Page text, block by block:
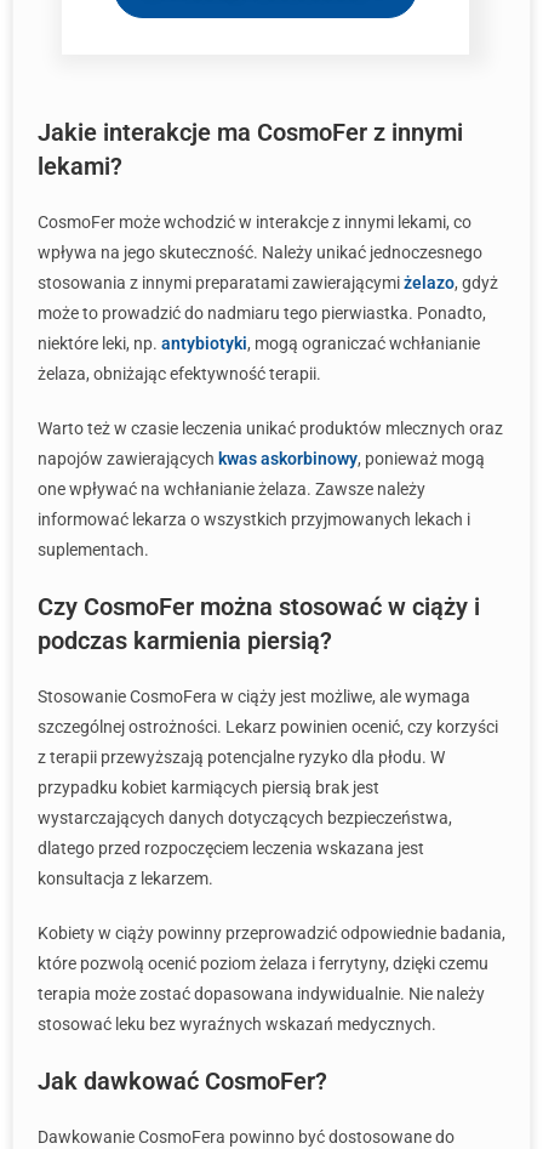
Jakie interakcje ma CosmoFer z innymi
lekami?
CosmoFer może wchodzić w interakcje z innymi lekami, co
wpływa na jego skuteczność. Należy unikać jednoczesnego
stosowania z innymi preparatami zawierającymiżelazo, gdyż
może to prowadzić do nadmiaru tego pierwiastka. Ponadto,
niektóre leki, np. antybiotyki, mogą ograniczać wchłanianie
żelaza, obniżając efektywność terapii.
Warto też w czasie leczenia unikać produktów mlecznych oraz
napojów zawierających kwas askorbinowy, ponieważ mogą
one wpływać na wchłanianie żelaza. Zawsze należy
informować lekarza o wszystkich przyjmowanych lekach i
suplementach.
Czy CosmoFer można stosować w ciąży i
podczas karmienia piersią?
Stosowanie CosmoFera w ciąży jest możliwe, ale wymaga
szczególnej ostrożności. Lekarz powinien ocenić, czy korzyści
z terapii przewyższają potencjalne ryzyko dla płodu. W
przypadku kobiet karmiących piersią brak jest
wystarczających danych dotyczących bezpieczeństwa,
dlatego przed rozpoczęciem leczenia wskazana jest
konsultacja z lekarzem.
Kobiety w ciąży powinny przeprowadzić odpowiednie badania,
które pozwolą ocenić poziom żelaza i ferrytyny, dzięki czemu
terapia może zostać dopasowana indywidualnie. Nie należy
stosować leku bez wyraźnych wskazań medycznych.
Jak dawkować CosmoFer?
Dawkowanie CosmoFera powinno być dostosowane do